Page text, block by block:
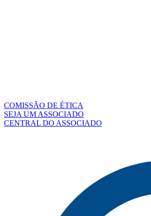
COMISSÃO DE ÉTICA
SEJA UM ASSOCIADO
CENTRAL DO ASSOCIADO